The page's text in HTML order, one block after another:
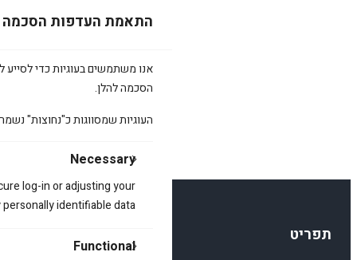
התאמת העדפות הסכמה
אנו משתמשים בעוגיות כדי לסייע
הסכמה להלן.
העוגיות שמסווגות כ"נחוצות"
Necessary
log-in or adjusting your
identifiable data.
Functional
תפריט